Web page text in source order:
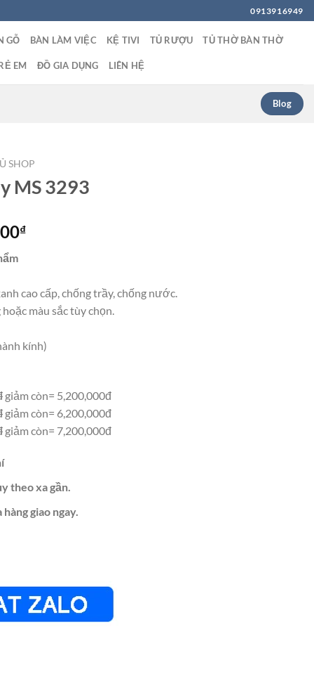
0913916949
GỖ BÀN LÀM VIỆC KỆ TIVI TỦ RƯỢU TỦ THỜ BÀN THỜ
EM ĐỒ GIA DỤNG LIÊN HỆ
Blog
SHOP
MS 3293
₫Giá
5,200,000₫.
cao cấp, chống trầy, chống nước.
màu sắc tùy chọn.
kính)
giảm còn= 5,200,000đ
giảm còn= 6,200,000đ
giảm còn= 7,200,000đ
theo xa gần.
giao ngay.